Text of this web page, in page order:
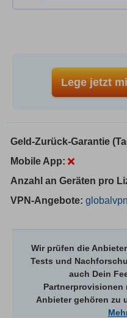
Lege jetzt
Geld-Zurück-Garantie
Mobile App:
Anzahl an Geräten pro
VPN-Angebote:
Wir prüfen die
Tests und
auch Dein
Partnerprovisionen
Anbieter gehören zu